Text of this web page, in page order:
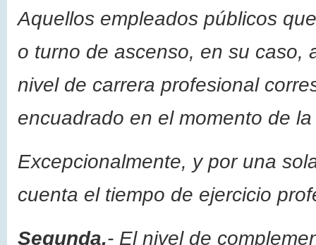
Aquellos empleados públicos
o turno de ascenso, en su caso,
nivel de carrera profesional
encuadrado en el momento de
Excepcionalmente, y por una
cuenta el tiempo de ejercicio
Segunda.- El nivel de